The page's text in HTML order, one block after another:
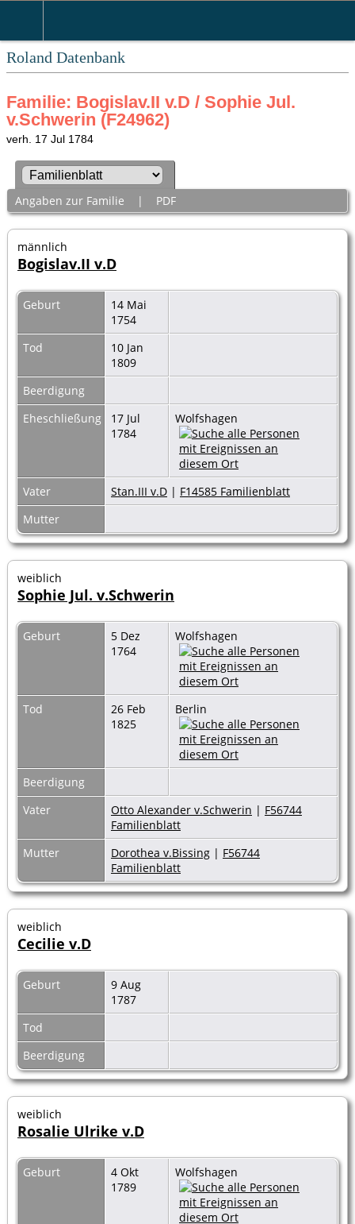
Roland Datenbank
Familie: Bogislav.II v.D / Sophie Jul.
v.Schwerin (F24962)
verh. 17 Jul 1784
Angaben zur Familie | PDF
männlich
Bogislav.II v.D
Geburt
14 Mai
1754
Tod
10 Jan
1809
Beerdigung
Eheschließung
17 Jul
1784
Wolfshagen
Vater Stan.III v.D | F14585 Familienblatt
Mutter
weiblich
Sophie Jul. v.Schwerin
Geburt
5 Dez
1764
Wolfshagen
Tod
26 Feb
1825
Berlin
Beerdigung
Vater
Otto Alexander v.Schwerin | F56744
Familienblatt
Mutter
Dorothea v.Bissing | F56744
Familienblatt
weiblich
Cecilie v.D
Geburt
9 Aug
1787
Tod
Beerdigung
weiblich
Rosalie Ulrike v.D
Geburt
4 Okt
1789
Wolfshagen